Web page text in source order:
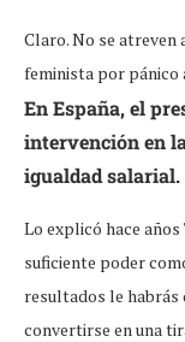
Claro. No se atreven
feminista por pánico
En España, el
intervención en
igualdad
Lo explicó hace
suficiente poder
resultados le habrás
convertirse en una